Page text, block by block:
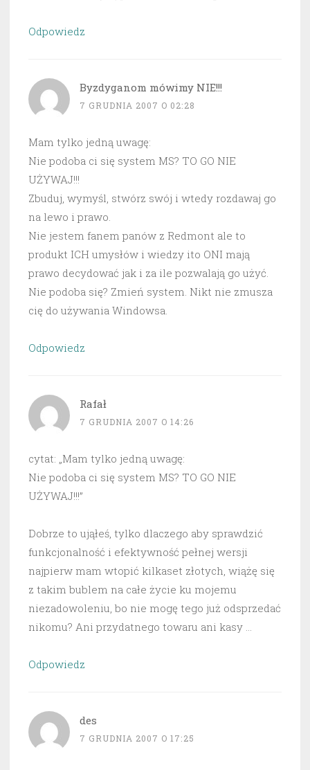
Odpowiedz
Byzdyganom mówimy NIE!!!
7 GRUDNIA 2007 O 02:28
Mam tylko jedną uwagę:
Nie podoba ci się system MS? TO GO NIE
UŻYWAJ!!!
Zbuduj, wymyśl, stwórz swój i wtedy rozdawaj go
na lewo i prawo.
Nie jestem fanem panów z Redmont ale to
produkt ICH umysłów i wiedzy ito ONI mają
prawo decydować jak i za ile pozwalają go użyć.
Nie podoba się? Zmień system. Nikt nie zmusza
cię do używania Windowsa.
Odpowiedz
Rafał
7 GRUDNIA 2007 O 14:26
cytat: „Mam tylko jedną uwagę:
Nie podoba ci się system MS? TO GO NIE
UŻYWAJ!!!”
Dobrze to ująłeś, tylko dlaczego aby sprawdzić
funkcjonalność i efektywność pełnej wersji
najpierw mam wtopić kilkaset złotych, wiążę się
z takim bublem na całe życie ku mojemu
niezadowoleniu, bo nie mogę tego już odsprzedać
nikomu? Ani przydatnego towaru ani kasy …
Odpowiedz
des
7 GRUDNIA 2007 O 17:25